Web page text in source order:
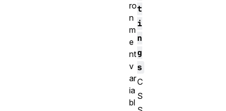
t
i
n
g
s
C
S
ro
n
m
e
nt
v
ar
ia
bl